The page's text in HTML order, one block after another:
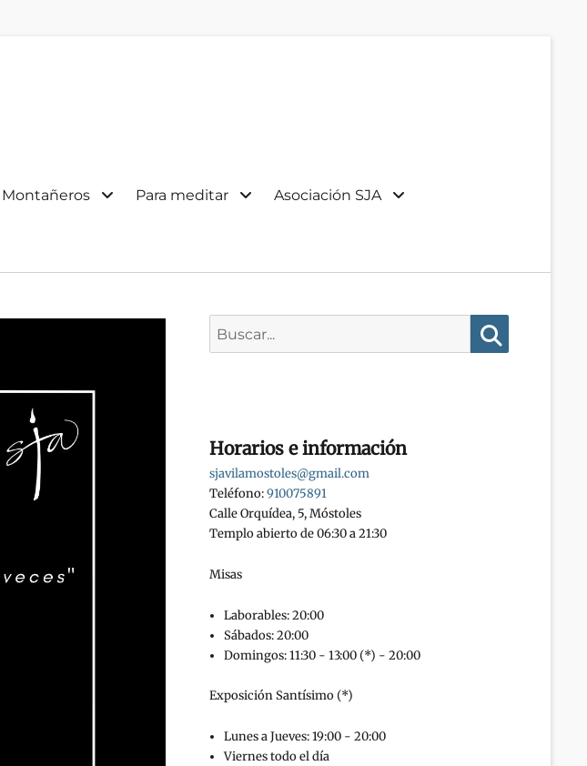
Montañeros Para meditar Asociación SJA
Horarios e información
sjavilamostoles@gmail.com
Teléfono:910075891
Calle Orquídea, 5, Móstoles
Templo abierto de 06:30 a 21:30
Misas
Laborables: 20:00
Sábados: 20:00
Domingos: 11:30 - 13:00 (*) - 20:00
Exposición Santísimo (*)
Lunes a Jueves: 19:00 - 20:00
Viernes todo el día